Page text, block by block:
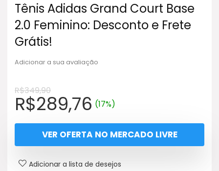
Tênis Adidas Grand Court Base
2.0 Feminino: Desconto e Frete
Grátis!
Adicionar a sua avaliação
R$349,90
O
preço
original
era:
R$349,90.
R$289,76O
preço
atual
é:
R$289,76.
(17%)
VER OFERTA NO MERCADO LIVRE
Adicionar a lista de desejos